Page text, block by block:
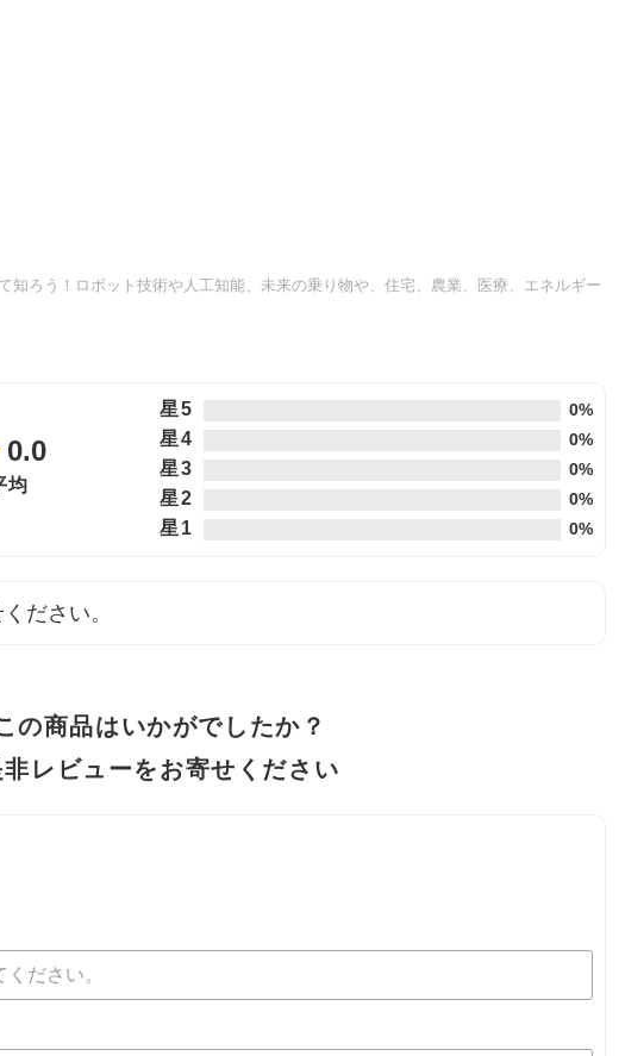
知ろう！ロボット技術や人工知能、未来の乗り物や、住宅、農業、医療、エネルギー
0.0
均
星5 0%
星4 0%
星3 0%
星2 0%
星1 0%
ださい。
の商品はいかがでしたか？
非レビューをお寄せください